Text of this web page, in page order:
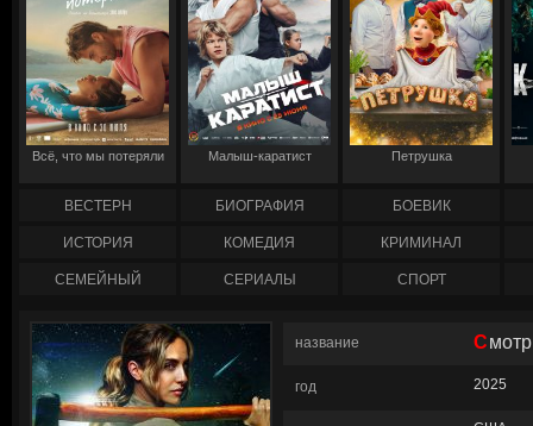
Всё, что мы потеряли Малыш-каратист Петрушка
ВЕСТЕРН БИОГРАФИЯ БОЕВИК
ИСТОРИЯ КОМЕДИЯ КРИМИНАЛ
СЕМЕЙНЫЙ СЕРИАЛЫ СПОРТ
название
год 2025